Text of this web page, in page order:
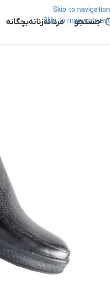
Skip to navigation
Skip to main content
جستجو مردانهزنانهبچگانه